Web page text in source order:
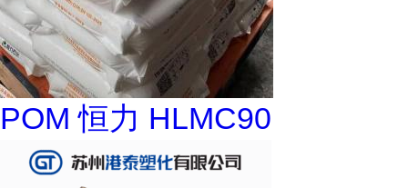
POM 恒力 HLMC90